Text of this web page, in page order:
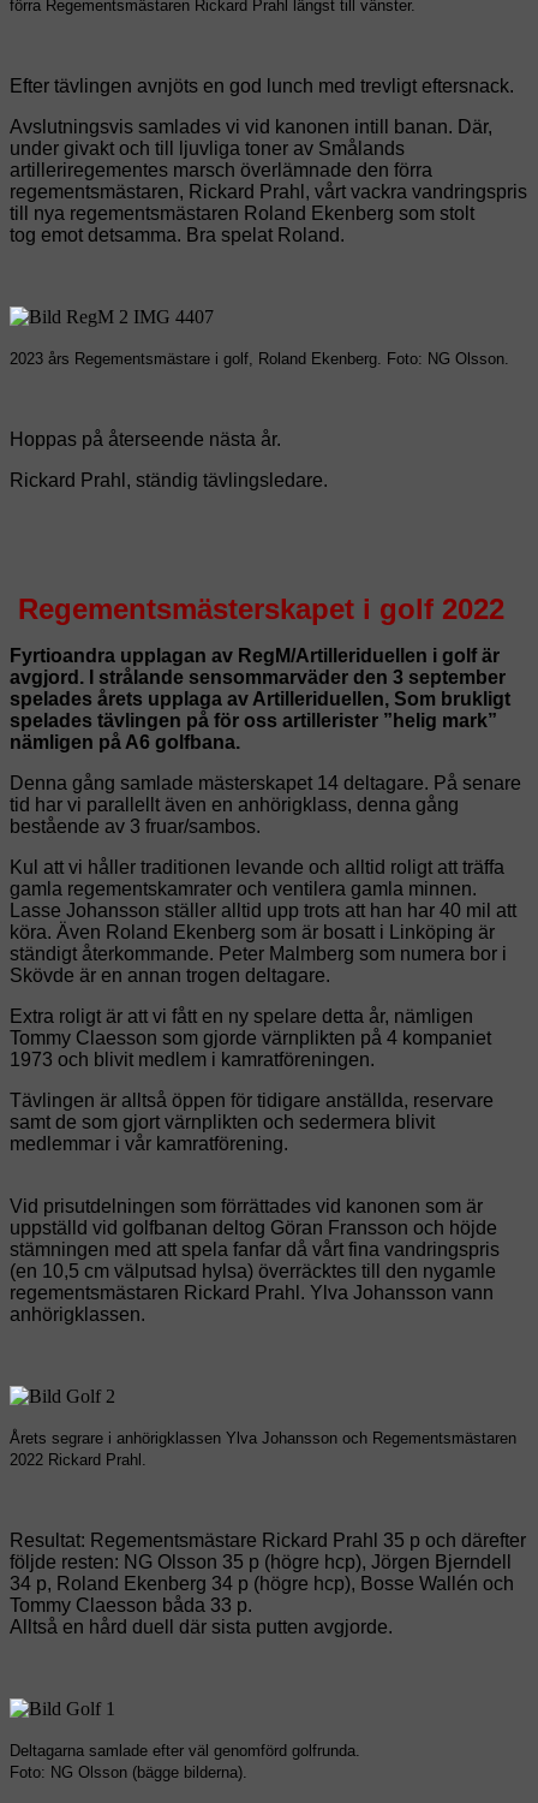
förra Regementsmästaren Rickard Prahl längst till vänster.
Efter tävlingen avnjöts en god lunch med trevligt eftersnack.
Avslutningsvis samlades vi vid kanonen intill banan. Där,
under givakt och till ljuvliga toner av Smålands
artilleriregementes marsch överlämnade den förra
regementsmästaren, Rickard Prahl, vårt vackra vandringspris
till nya regementsmästaren Roland Ekenberg som stolt
tog emot detsamma. Bra spelat Roland.
2023 års Regementsmästare i golf, Roland Ekenberg. Foto: NG Olsson.
Hoppas på återseende nästa år.
Rickard Prahl, ständig tävlingsledare.
Regementsmästerskapet i golf 2022
Fyrtioandra upplagan av RegM/Artilleriduellen i golf är
avgjord. I strålande sensommarväder den 3 september
spelades årets upplaga av Artilleriduellen, Som brukligt
spelades tävlingen på för oss artillerister ”helig mark”
nämligen på A6 golfbana.
Denna gång samlade mästerskapet 14 deltagare. På senare
tid har vi parallellt även en anhörigklass, denna gång
bestående av 3 fruar/sambos.
Kul att vi håller traditionen levande och alltid roligt att träffa
gamla regementskamrater och ventilera gamla minnen.
Lasse Johansson ställer alltid upp trots att han har 40 mil att
köra. Även Roland Ekenberg som är bosatt i Linköping är
ständigt återkommande. Peter Malmberg som numera bor i
Skövde är en annan trogen deltagare.
Extra roligt är att vi fått en ny spelare detta år, nämligen
Tommy Claesson som gjorde värnplikten på 4 kompaniet
1973 och blivit medlem i kamratföreningen.
Tävlingen är alltså öppen för tidigare anställda, reservare
samt de som gjort värnplikten och sedermera blivit
medlemmar i vår kamratförening.
Vid prisutdelningen som förrättades vid kanonen som är
uppställd vid golfbanan deltog Göran Fransson och höjde
stämningen med att spela fanfar då vårt fina vandringspris
(en 10,5 cm välputsad hylsa) överräcktes till den nygamle
regementsmästaren Rickard Prahl. Ylva Johansson vann
anhörigklassen.
Årets segrare i anhörigklassen Ylva Johansson och Regementsmästaren
2022 Rickard Prahl.
Resultat: Regementsmästare Rickard Prahl 35 p och därefter
följde resten: NG Olsson 35 p (högre hcp), Jörgen Bjerndell
34 p, Roland Ekenberg 34 p (högre hcp), Bosse Wallén och
Tommy Claesson båda 33 p.
Alltså en hård duell där sista putten avgjorde.
Deltagarna samlade efter väl genomförd golfrunda.
Foto: NG Olsson (bägge bilderna).